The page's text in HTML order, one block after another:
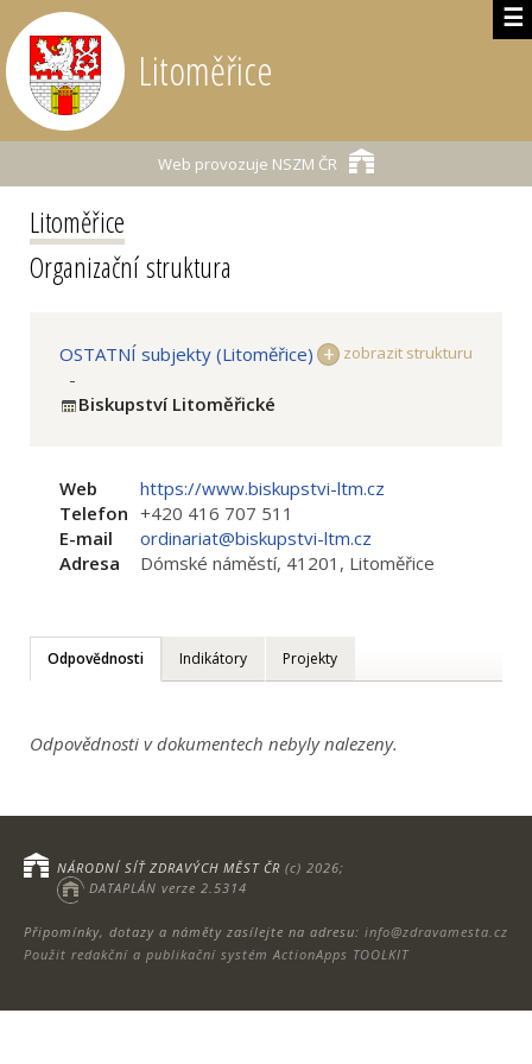
☰
Litoměřice
Web provozuje NSZM ČR
Litoměřice
Organizační struktura
zobrazit strukturu
OSTATNÍ subjekty (Litoměřice)
-
Biskupství Litoměřické
Web
https://www.biskupstvi-ltm.cz
Telefon +420 416 707 511
E-mail
ordinariat@biskupstvi-ltm.cz
Adresa
Dómské náměstí, 41201, Litoměřice
Odpovědnosti Indikátory Projekty
Odpovědnosti v dokumentech nebyly nalezeny.
Připomínky, dotazy a náměty zasílejte na adresu: info@zdravamesta.cz
Použit redakční a publikační systém ActionApps TOOLKIT
NÁRODNÍ SÍŤ ZDRAVÝCH MĚST ČR (c) 2026;
DATAPLÁN verze 2.5314